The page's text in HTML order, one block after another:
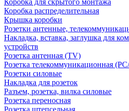
Коробка для скрытого монтажа
Коробка распределительная
Крышка коробки
Розетки антенные,
Накладка, вставка, заглушка для
устройств
Розетка антенная (TV)
Розетка телекоммуникационная
Розетки силовые
Накладка для розеток
Разъем, розетка, вилка силовые
Розетка переносная
Розетка штепсельная